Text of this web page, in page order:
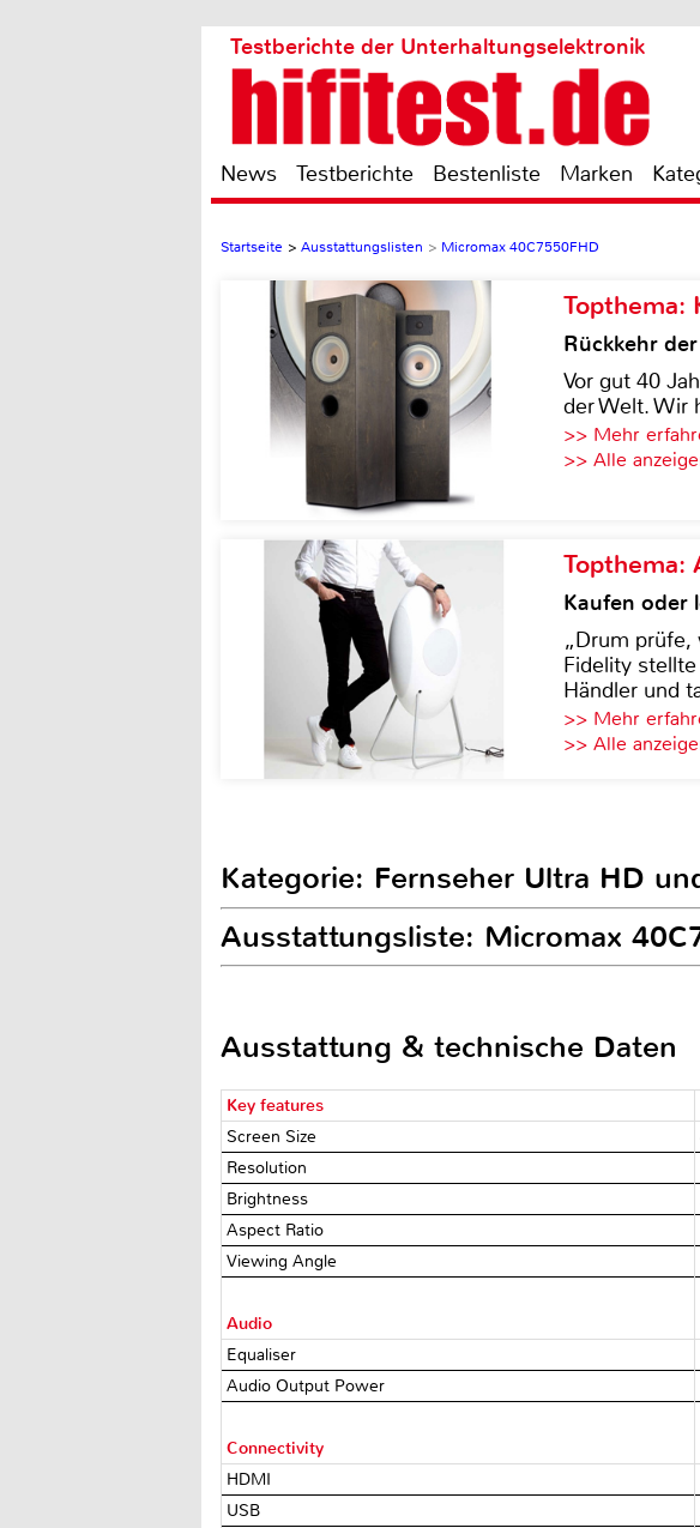
Testberichte der Unterhaltungselektronik
News Testberichte Bestenliste Marken
Startseite > Ausstattungslisten > Micromax 40C7550FHD
Topthema:
Rückkehr
Vor gut 40
der Welt. Wir
>> Mehr
>> Alle
Topthema:
Kaufen oder
„Drum prüfe,
Fidelity
Händler und
>> Mehr
>> Alle
Kategorie: Fernseher Ultra HD
Ausstattungsliste: Micromax
Ausstattung & technische Daten
Key features
Screen Size
Resolution
Brightness
Aspect Ratio
Viewing Angle
Audio
Equaliser
Audio Output Power
Connectivity
HDMI
USB